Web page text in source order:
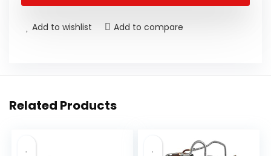
Add to wishlist Add to compare
Related Products